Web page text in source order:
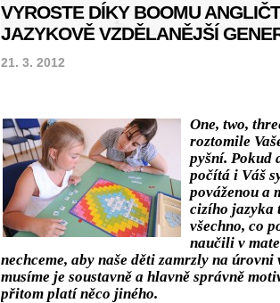
VYROSTE DÍKY BOOMU
JAZYKOVĚ VZDĚLANĚJŠÍ
21. 3. 2012
One, two,
roztomile
pyšní. Pokud
počítá i Váš
pováženou a
cizího jazyka
všechno, co
naučili v
nechceme, aby naše děti zamrzly na úrovni
musíme je soustavně a hlavně správně
přitom platí něco jiného.